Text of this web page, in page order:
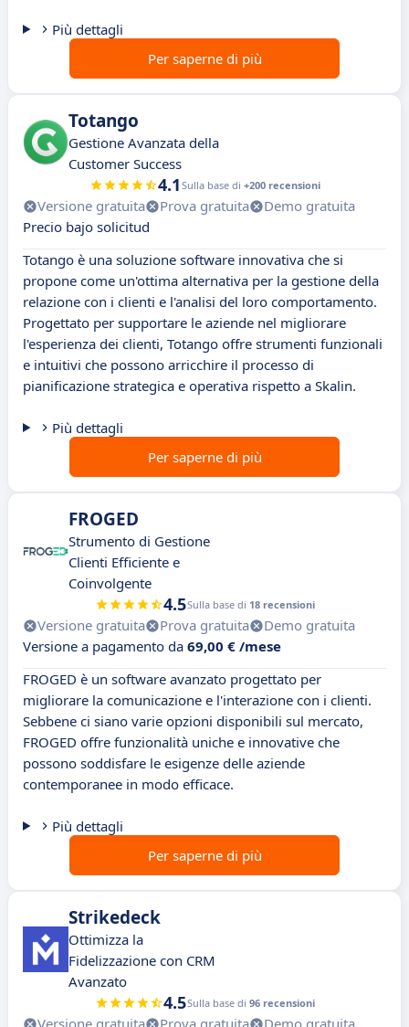
Più dettagli
Per saperne di più
Totango
Gestione Avanzata della
Customer Success
4.1 Sulla base di +200 recensioni
Versione gratuita Prova gratuita
Demo gratuita
Precio bajo solicitud
Totango è una soluzione software innovativa che si
propone come un'ottima alternativa per la gestione della
relazione con i clienti e l'analisi del loro comportamento.
Progettato per supportare le aziende nel migliorare
l'esperienza dei clienti, Totango offre strumenti funzionali
e intuitivi che possono arricchire il processo di
pianificazione strategica e operativa rispetto a Skalin.
Più dettagli
Per saperne di più
FROGED
Strumento di Gestione
Clienti Efficiente e
Coinvolgente
4.5Sulla base di 18 recensioni
Versione gratuita Prova gratuita
Demo gratuita
Versione a pagamento da 69,00 € /mese
FROGED è un software avanzato progettato per
migliorare la comunicazione e l'interazione con i clienti.
Sebbene ci siano varie opzioni disponibili sul mercato,
FROGED offre funzionalità uniche e innovative che
possono soddisfare le esigenze delle aziende
contemporanee in modo efficace.
Più dettagli
Per saperne di più
Strikedeck
Ottimizza la
Fidelizzazione con CRM
Avanzato
4.5Sulla base di 96 recensioni